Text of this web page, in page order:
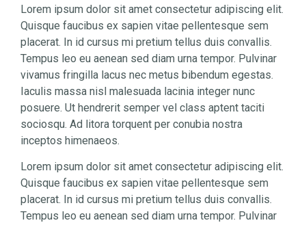
Lorem ipsum dolor sit amet consectetur adipiscing elit.
Quisque faucibus ex sapien vitae pellentesque sem
placerat. In id cursus mi pretium tellus duis convallis.
Tempus leo eu aenean sed diam urna tempor. Pulvinar
vivamus fringilla lacus nec metus bibendum egestas.
Iaculis massa nisl malesuada lacinia integer nunc
posuere. Ut hendrerit semper vel class aptent taciti
sociosqu. Ad litora torquent per conubia nostra
inceptos himenaeos.
Lorem ipsum dolor sit amet consectetur adipiscing elit.
Quisque faucibus ex sapien vitae pellentesque sem
placerat. In id cursus mi pretium tellus duis convallis.
Tempus leo eu aenean sed diam urna tempor. Pulvinar